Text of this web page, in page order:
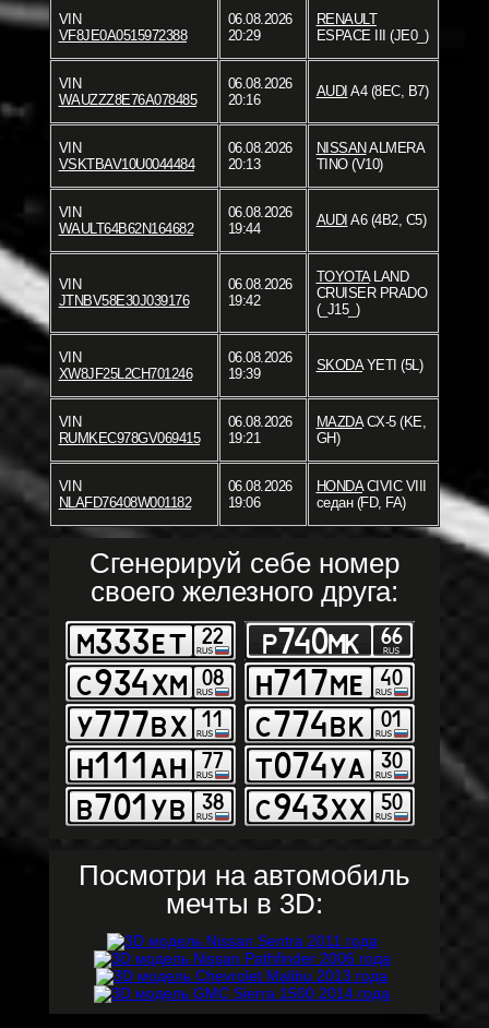
VIN
VF8JE0A0515972388
06.08.2026
20:29
RENAULT
ESPACE III (JE0_)
VIN
WAUZZZ8E76A078485
06.08.2026
20:16
AUDI A4 (8EC, B7)
VIN
VSKTBAV10U0044484
06.08.2026
20:13
NISSAN ALMERA
TINO (V10)
VIN
WAULT64B62N164682
06.08.2026
19:44
AUDI A6 (4B2, C5)
VIN
JTNBV58E30J039176
06.08.2026
19:42
TOYOTALAND
CRUISER PRADO
(_J15_)
VIN
XW8JF25L2CH701246
06.08.2026
19:39
SKODAYETI (5L)
VIN
RUMKEC978GV069415
06.08.2026
19:21
MAZDACX-5 (KE,
GH)
VIN
NLAFD76408W001182
06.08.2026
19:06
HONDACIVIC VIII
седан (FD, FA)
Сгенерируй себе номер
своего железного друга:
Посмотри на автомобиль
мечты в 3D: